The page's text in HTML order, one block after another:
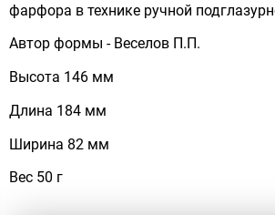
фарфора в технике ручной
Автор формы - Веселов П.П.
Высота 146 мм
Длина 184 мм
Ширина 82 мм
Вес 50 г